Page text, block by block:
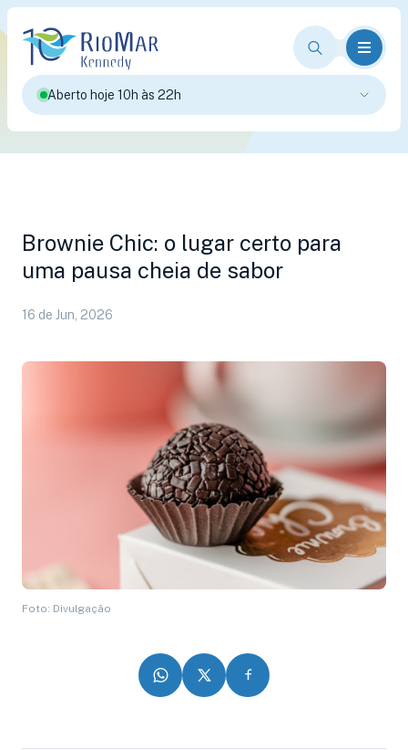
Aberto hoje 10h às 22h
Brownie Chic: o lugar certo para
uma pausa cheia de sabor
16 de Jun, 2026
Foto: Divulgação